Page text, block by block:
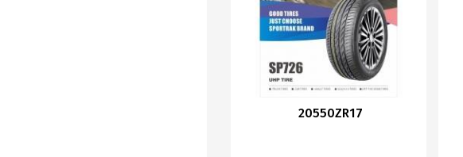
20550ZR17